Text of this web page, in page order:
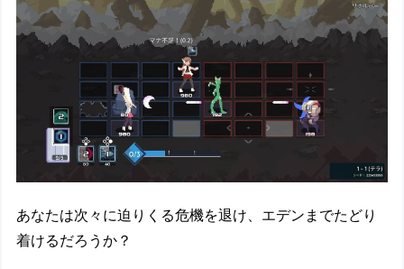
あなたは次々に迫りくる危機を退け、エデンまでたどり
着けるだろうか？